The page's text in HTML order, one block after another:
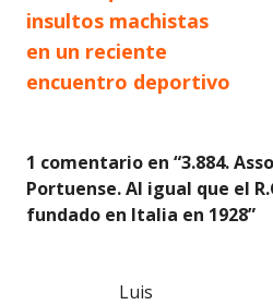
entradas
insultos machistas
en un reciente
encuentro deportivo
1 comentario en “3.884.
Portuense. Al igual que el
fundado en Italia en 1928”
Luis